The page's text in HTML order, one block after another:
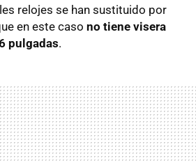
relojes se han sustituido por
en este caso no tiene visera
pulgadas.